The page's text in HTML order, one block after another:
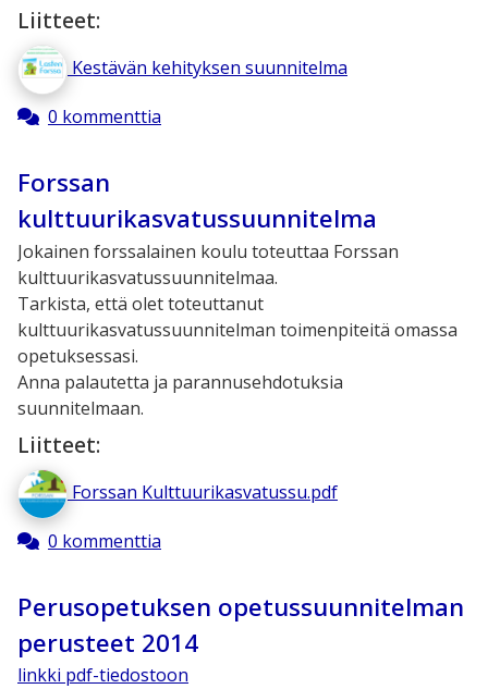
Liitteet:
Kestävän kehityksen suunnitelma
0 kommenttia
Forssan
kulttuurikasvatussuunnitelma
Jokainen forssalainen koulu toteuttaa Forssan
kulttuurikasvatussuunnitelmaa.
Tarkista, että olet toteuttanut
kulttuurikasvatussuunnitelman toimenpiteitä omassa
opetuksessasi.
Anna palautetta ja parannusehdotuksia
suunnitelmaan.
Liitteet:
Forssan Kulttuurikasvatussu.pdf
0 kommenttia
Perusopetuksen opetussuunnitelman
perusteet 2014
linkki pdf-tiedostoon